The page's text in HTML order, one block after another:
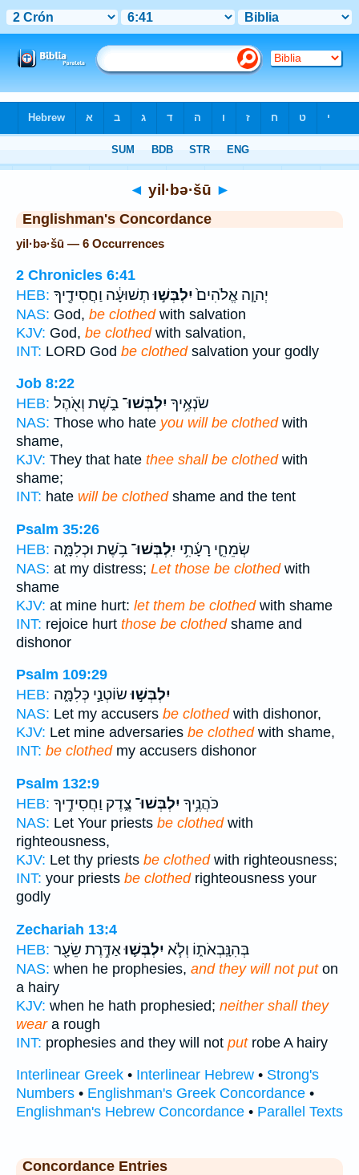
◄ yil·bə·šū ►
Englishman's Concordance
yil·bə·šū — 6 Occurrences
2 Chronicles 6:41
HEB:
יְהוָ֤ה אֱלֹהִים֙יִלְבְּשׁ֣וּתְשׁוּעָ֔ה וַחֲסִידֶ֖יךָ
NAS: God, be clothedwith salvation
KJV: God, be clothedwith salvation,
INT: LORD God be clothedsalvation your godly
Job 8:22
HEB:
שֹׂנְאֶ֥יךָ יִלְבְּשׁוּ־ בֹ֑שֶׁת וְאֹ֖הֶל
NAS: Those who hate you will be clothedwith
shame,
KJV: They that hate thee shall be clothedwith
shame;
INT: hate will be clothedshame and the tent
Psalm 35:26
HEB:
שְׂמֵחֵ֪י רָעָ֫תִ֥י יִֽלְבְּשׁוּ־ בֹ֥שֶׁת וּכְלִמָּ֑ה
NAS: at my distress; Let those be clothedwith
shame
KJV: at mine hurt: let them be clothedwith shame
INT: rejoice hurt those be clothedshame and
dishonor
Psalm 109:29
HEB:
יִלְבְּשׁ֣וּשׂוֹטְנַ֣י כְּלִמָּ֑ה
NAS: Let my accusers be clothedwith dishonor,
KJV: Let mine adversaries be clothedwith shame,
INT: be clothedmy accusers dishonor
Psalm 132:9
HEB:
כֹּהֲנֶ֥יךָ יִלְבְּשׁוּ־ צֶ֑דֶק וַחֲסִידֶ֥יךָ
NAS: Let Your priests be clothedwith
righteousness,
KJV: Let thy priests be clothedwith righteousness;
INT: your priests be clothedrighteousness your
godly
Zechariah 13:4
HEB:
בְּהִנָּֽבְאֹת֑וֹ וְלֹ֧א יִלְבְּשׁ֛וּאַדֶּ֥רֶת שֵׂעָ֖ר
NAS: when he prophesies, and they will not puton
a hairy
KJV: when he hath prophesied; neither shall they
weara rough
INT: prophesies and they will not putrobe A hairy
Interlinear Greek • Interlinear Hebrew • Strong's
Numbers • Englishman's Greek Concordance •
Englishman's Hebrew Concordance • Parallel Texts
Concordance Entries